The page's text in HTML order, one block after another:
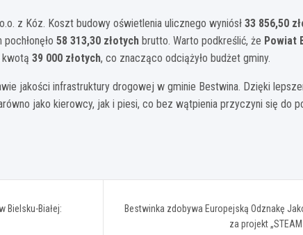
z Kóz. Koszt budowy oświetlenia ulicznego wyniósł 33 856,50
58 313,30 złotych brutto. Warto podkreślić, że Powiat
39 000 złotych, co znacząco odciążyło budżet gminy.
jakości infrastruktury drogowej w gminie Bestwina. Dzięki
jako kierowcy, jak i piesi, co bez wątpienia przyczyni się do
Bielsku-Białej:
Bestwinka zdobywa Europejską Odznakę
za projekt